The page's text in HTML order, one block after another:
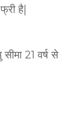
है|
21 वर्ष से